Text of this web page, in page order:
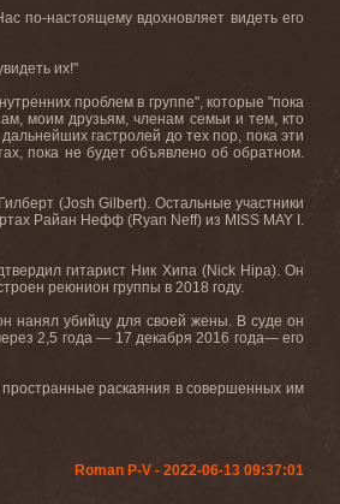
по-настоящему вдохновляет видеть его
их!"
проблем в группе", которые "пока
моим друзьям, членам семьи и тем, кто
гастролей до тех пор, пока эти
пока не будет объявлено об обратном.
(Josh Gilbert). Остальные участники
Райан Нефф (Ryan Neff) из MISS MAY I.
гитарист Ник Хипа (Nick Hipa). Он
реюнион группы в 2018 году.
нанял убийцу для своей жены. В суде он
2,5 года — 17 декабря 2016 года— его
раскаяния в совершенных им
Roman P-V - 2022-06-13 09:37:01